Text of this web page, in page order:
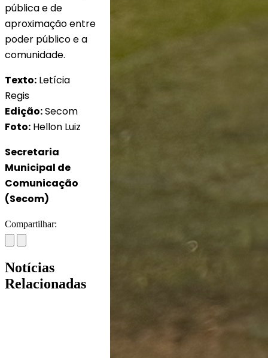
pública e de
aproximação entre
poder público e a
comunidade.
Texto: Letícia
Regis
Edição:Secom
Foto: Hellon Luiz
Secretaria
Municipal de
Comunicação
(Secom)
Compartilhar:
Notícias
Relacionadas